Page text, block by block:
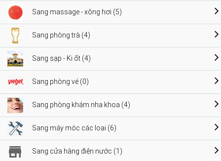
Sang massage - xông hơi (5)
Sang phòng trà (4)
Sang sạp - Ki ốt (4)
Sang phòng vé (0)
Sang phòng khám nha khoa (4)
Sang máy móc các loại (6)
Sang cửa hàng điện nước (1)